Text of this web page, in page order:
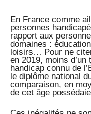
En France comme
personnes
rapport aux
domaines :
loisirs… Pour ne
en 2019, moins
handicap connu de
le diplôme national
comparaison, en
de cet âge